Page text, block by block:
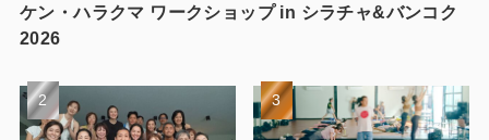
ケン・ハラクマ ワークショップ in シラチャ&バンコク
2026